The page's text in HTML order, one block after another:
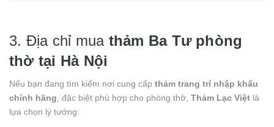
3. Địa chỉ mua thảm Ba Tư phòng
thờ tại Hà Nội
Nếu bạn đang tìm kiếm nơi cung cấp thảm trang trí nhập khẩu
chính hãng , đặc biệt phù hợp cho phòng thờ, Thảm Lạc Việt là
lựa chọn lý tưởng: